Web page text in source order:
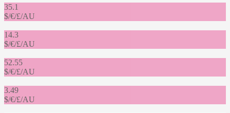
35.1
$/€/£/AU
14.3
$/€/£/AU
52.55
$/€/£/AU
3.49
$/€/£/AU